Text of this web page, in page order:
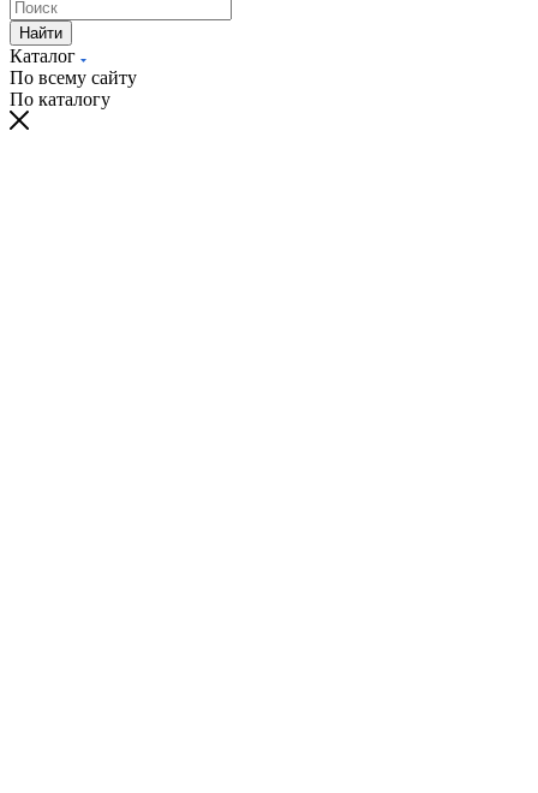
Найти
Каталог
По всему сайту
По каталогу